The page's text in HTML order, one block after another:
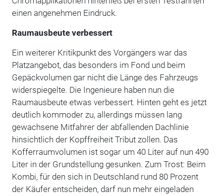
einen angenehmen Eindruck.
Raumausbeute verbessert
Ein weiterer Kritikpunkt des Vorgängers war das
Platzangebot, das besonders im Fond und beim
Gepäckvolumen gar nicht die Länge des Fahrzeugs
widerspiegelte. Die Ingenieure haben nun die
Raumausbeute etwas verbessert. Hinten geht es jetzt
deutlich kommoder zu, allerdings müssen lang
gewachsene Mitfahrer der abfallenden Dachlinie
hinsichtlich der Kopffreiheit Tribut zollen. Das
Kofferraumvolumen ist sogar um 40 Liter auf nun 490
Liter in der Grundstellung gesunken. Zum Trost: Beim
Kombi, für den sich in Deutschland rund 80 Prozent
der Käufer entscheiden, darf nun mehr eingeladen